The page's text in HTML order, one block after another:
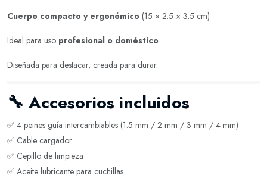
Cuerpo compacto y ergonómico (15 × 2.5 × 3.5 cm)
Ideal para uso profesional o doméstico
Diseñada para destacar, creada para durar.
🔧 Accesorios incluidos
✅ 4 peines guía intercambiables (1.5 mm / 2 mm / 3 mm / 4 mm)
✅ Cable cargador
✅ Cepillo de limpieza
✅ Aceite lubricante para cuchillas